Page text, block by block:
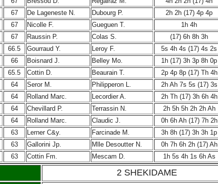
67 De Lageneste N. Dubourg P. 2h 2h (17) 4p 4p
67 Nicolle F. Gueguen T. 1h 4h
67 Raussin P. Colas S. (17) 6h 8h 3h
66.5 Gourraud Y. Leroy F. 5s 4h 4s (17) 4s 2s
66 Boisnard J. Belley Mo. 1h (17) 3h 3p 8h 0p
65.5 Cottin D. Beaurain T. 2p 4p 8p (17) Th 4h
64 Seror M. Philipperon L. 2h Ah 7s 5s (17) 3s
64 Rolland Marc. Lecordier A. 2h Th (17) 3h 6h 4h
64 Chevillard P. Terrassin N. 2h 5h 5h 2h 2h Ah
64 Rolland Marc. Claudic J. 0h 6h Ah (17) 7h 2h
63 Lerner C&y. Farcinade M. 3h 8h (17) 3h 3h 1p
63 Gallorini Jp. Mlle Desoutter N. 0h 7h 6h 2h (17) Ah
63 Cottin Fm. Mescam D. 1h 5s 4h 1s 6h As
2 SHEKIDAME